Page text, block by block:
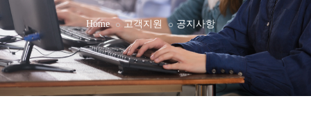
Home 고객지원 공지사항